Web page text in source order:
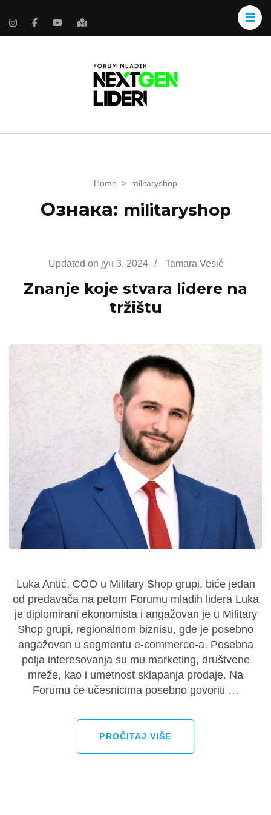
Home > militaryshop
Ознака: militaryshop
Updated on јун 3, 2024 / Tamara Vesić
Znanje koje stvara lidere na
tržištu
Luka Antić, COO u Military Shop grupi, biće jedan
od predavača na petom Forumu mladih lidera Luka
je diplomirani ekonomista i angažovan je u Military
Shop grupi, regionalnom biznisu, gde je posebno
angažovan u segmentu e-commerce-a. Posebna
polja interesovanja su mu marketing, društvene
mreže, kao i umetnost sklapanja prodaje. Na
Forumu će učesnicima posebno govoriti …
PROČITAJ VIŠE